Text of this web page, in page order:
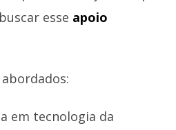
esse apoio
em tecnologia da